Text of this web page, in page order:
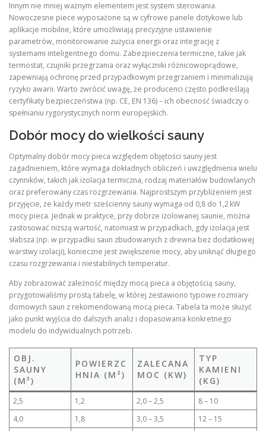
Innym nie mniej ważnym elementem jest system sterowania.
Nowoczesne piece wyposażone są w cyfrowe panele dotykowe lub
aplikacje mobilne, które umożliwiają precyzyjne ustawienie
parametrów, monitorowanie zużycia energii oraz integrację z
systemami inteligentnego domu. Zabezpieczenia termiczne, takie jak
termostat, czujniki przegrzania oraz wyłączniki różnicowoprądowe,
zapewniają ochronę przed przypadkowym przegrzaniem i minimalizują
ryzyko awarii. Warto zwrócić uwagę, że producenci często podkreślają
certyfikaty bezpieczeństwa (np. CE, EN 136) – ich obecność świadczy o
spełnianiu rygorystycznych norm europejskich.
Dobór mocy do wielkości sauny
Optymalny dobór mocy pieca względem objętości sauny jest
zagadnieniem, które wymaga dokładnych obliczeń i uwzględnienia wielu
czynników, takich jak izolacja termiczna, rodzaj materiałów budowlanych
oraz preferowany czas rozgrzewania. Najprostszym przybliżeniem jest
przyjęcie, że każdy metr sześcienny sauny wymaga od 0,8 do 1,2 kW
mocy pieca. Jednak w praktyce, przy dobrze izolowanej saunie, można
zastosować niższą wartość, natomiast w przypadkach, gdy izolacja jest
słabsza (np. w przypadku saun zbudowanych z drewna bez dodatkowej
warstwy izolacji), konieczne jest zwiększenie mocy, aby uniknąć długiego
czasu rozgrzewania i niestabilnych temperatur.
Aby zobrazować zależność między mocą pieca a objętością sauny,
przygotowaliśmy prostą tabelę, w której zestawiono typowe rozmiary
domowych saun z rekomendowaną mocą pieca. Tabela ta może służyć
jako punkt wyjścia do dalszych analiz i dopasowania konkretnego
modelu do indywidualnych potrzeb.
OBJ.
SAUNY
(M³)
POWIERZC
HNIA (M²)
ZALECANA
MOC (KW)
TYP
KAMIENI
(KG)
2,5 1,2 2,0 – 2,5
8 – 10
4,0
1,8 3,0 – 3,5
12 – 15